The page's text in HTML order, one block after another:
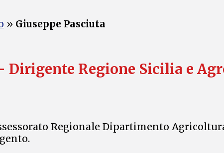
» Giuseppe Pasciuta
Dirigente Regione Sicilia e
Regionale Dipartimento